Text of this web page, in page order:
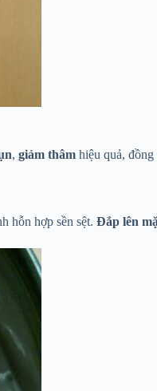
, giảm thâm hiệu quả, đồng
hỗn hợp sền sệt. Đắp lên